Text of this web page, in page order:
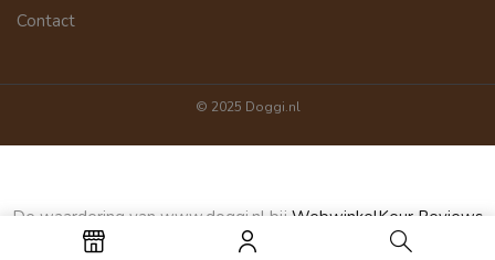
Contact
© 2025 Doggi.nl
De waardering van www.doggi.nl bij WebwinkelKeur Reviews
is 9.4/10 gebaseerd op 1423 reviews.